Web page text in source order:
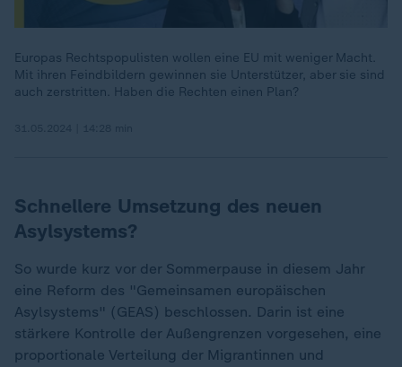
Europas Rechtspopulisten wollen eine EU mit weniger Macht.
Mit ihren Feindbildern gewinnen sie Unterstützer, aber sie sind
auch zerstritten. Haben die Rechten einen Plan?
Schnellere Umsetzung des neuen
Asylsystems?
So wurde kurz vor der Sommerpause in diesem Jahr
eine Reform des "Gemeinsamen europäischen
Asylsystems" (GEAS) beschlossen. Darin ist eine
stärkere Kontrolle der Außengrenzen vorgesehen, eine
proportionale Verteilung der Migrantinnen und